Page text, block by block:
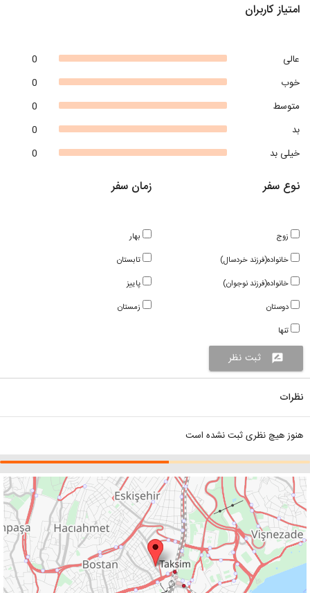
امتیاز کاربران
0
عالی
0
خوب
0
متوسط
0
بد
0
خیلی بد
زمان سفر
بهار
تابستان
پاییز
زمستان
نوع سفر
زوج
خانواده(فرزند خردسال)
خانواده(فرزند نوجوان)
دوستان
تنها
rate_review ثبت نظر
نظرات
هنوز هیچ نظری ثبت نشده است